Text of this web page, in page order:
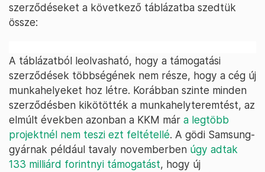
szerződéseket a következő táblázatba szedtük
össze:
A táblázatból leolvasható, hogy a támogatási
szerződések többségének nem része, hogy a cég új
munkahelyeket hoz létre. Korábban szinte minden
szerződésben kikötötték a munkahelyteremtést, az
elmúlt években azonban a KKM már a legtöbb
projektnél nem teszi ezt feltétellé. A gödi Samsung-
gyárnak például tavaly novemberben úgy adtak
133 milliárd forintnyi támogatást, hogy új